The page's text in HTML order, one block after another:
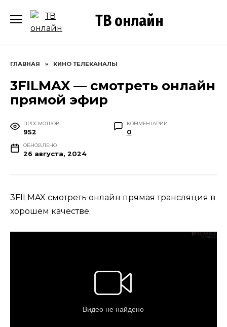
содержанию
ТВ онлайн
ГЛАВНАЯ » КИНО ТЕЛЕКАНАЛЫ
3FILMAX — смотреть онлайн
прямой эфир
ПРОСМОТРОВ
952
КОММЕНТАРИИ
0
ОБНОВЛЕНО
26 августа, 2024
3FILMAX смотреть онлайн прямая трансляция в
хорошем качестве.